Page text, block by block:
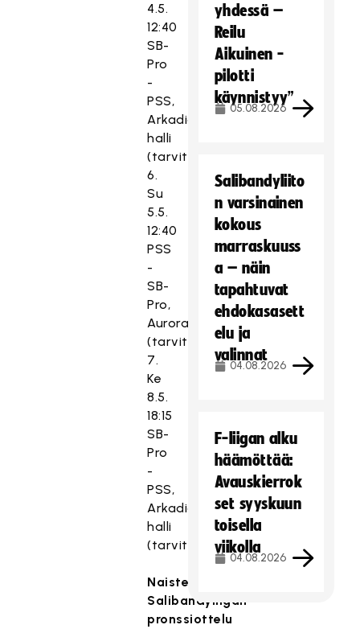
4.5.
12:40
SB-
Pro
-
PSS,
Arkadia-
halli
(tarvittaessa)
6.
Su
5.5.
12:40
PSS
-
SB-
Pro,
Aurorahalli
(tarvittaessa)
7.
Ke
8.5.
18:15
SB-
Pro
-
PSS,
Arkadia-
halli
(tarvittaessa)
Naisten
Salibandyliigan
pronssiottelu
yhdessä –
Reilu
Aikuinen -
pilotti
käynnistyy”
05.08.2026
Salibandyliito
n varsinainen
kokous
marraskuuss
a – näin
tapahtuvat
ehdokasasett
elu ja
valinnat
04.08.2026
F-liigan alku
häämöttää:
Avauskierrok
set syyskuun
toisella
viikolla
04.08.2026